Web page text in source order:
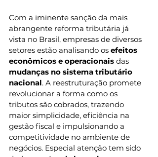
Com a iminente sanção da mais
abrangente reforma tributária já
vista no Brasil, empresas de diversos
setores estão analisando os efeitos
econômicos e operacionais das
mudanças no sistema tributário
nacional. A reestruturação promete
revolucionar a forma como os
tributos são cobrados, trazendo
maior simplicidade, eficiência na
gestão fiscal e impulsionando a
competitividade no ambiente de
negócios. Especial atenção tem sido